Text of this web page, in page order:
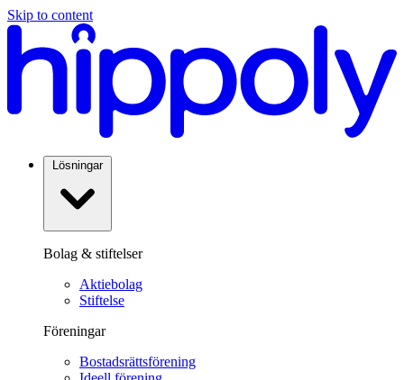
Skip to content
Lösningar
Bolag & stiftelser
Aktiebolag
Stiftelse
Föreningar
Bostadsrättsförening